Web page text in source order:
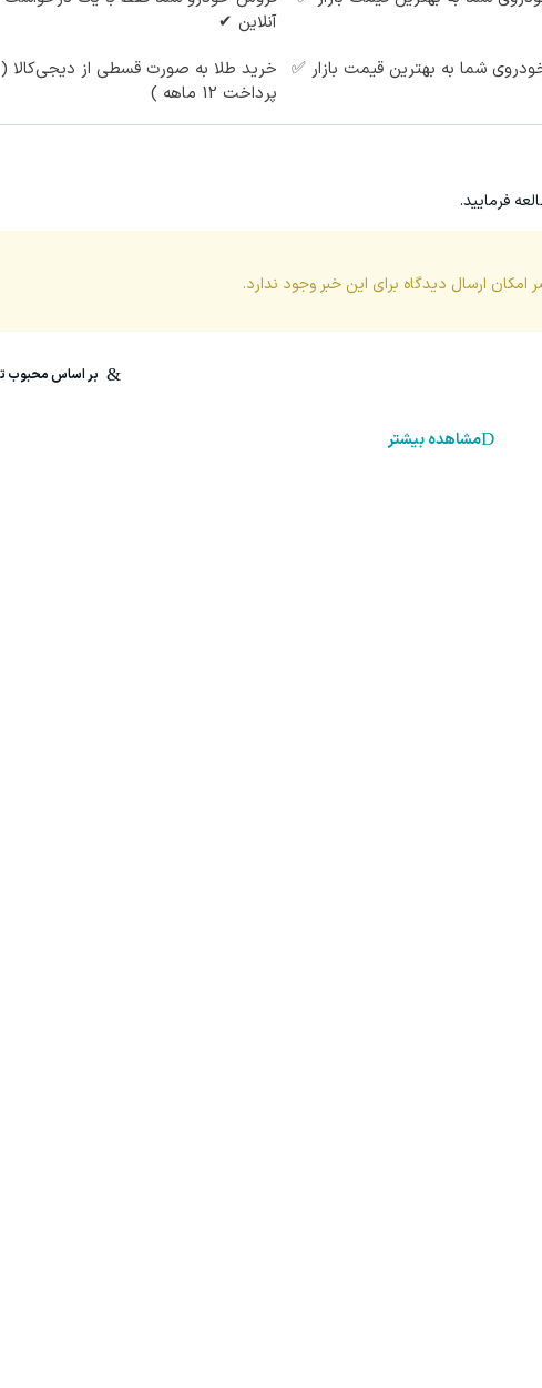
آنلاین ✔
شما به بهترین قیمت بازار ✅
خرید طلا به صورت قسطی از دیجی‌کالا (
پرداخت 12 ماهه )
فرمایید.
ارسال دیدگاه برای این خبر وجود ندارد.
مشاهده بیشتر